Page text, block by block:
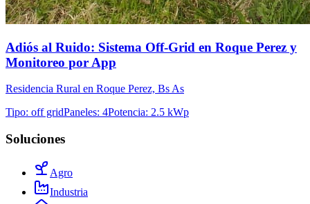
Adiós al Ruido: Sistema Off-Grid en Roque Perez y
Monitoreo por App
Residencia Rural en Roque Perez, Bs As
Tipo: off gridPaneles: 4Potencia: 2.5 kWp
Soluciones
Agro
Industria